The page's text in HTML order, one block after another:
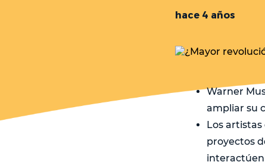
hace 4 años
Warner
ampliar su
Los
proyectos
interactúen